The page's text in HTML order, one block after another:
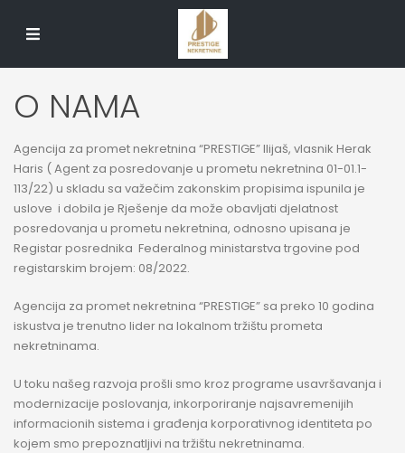
O NAMA
Agencija za promet nekretnina “PRESTIGE” Ilijaš, vlasnik Herak
Haris ( Agent za posredovanje u prometu nekretnina 01-01.1-
113/22) u skladu sa važečim zakonskim propisima ispunila je
uslove i dobila je Rješenje da može obavljati djelatnost
posredovanja u prometu nekretnina, odnosno upisana je
Registar posrednika Federalnog ministarstva trgovine pod
registarskim brojem: 08/2022.
Agencija za promet nekretnina “PRESTIGE” sa preko 10 godina
iskustva je trenutno lider na lokalnom tržištu prometa
nekretninama.
U toku našeg razvoja prošli smo kroz programe usavršavanja i
modernizacije poslovanja, inkorporiranje najsavremenijih
informacionih sistema i građenja korporativnog identiteta po
kojem smo prepoznatljivi na tržištu nekretninama.